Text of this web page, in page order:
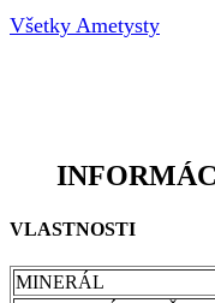
Všetky Ametysty
VLASTNOSTI
MINERÁL